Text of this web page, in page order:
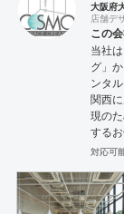
大阪府
店舗デ
この
当社
グ」
ンタ
関西
現の
するお
対応可